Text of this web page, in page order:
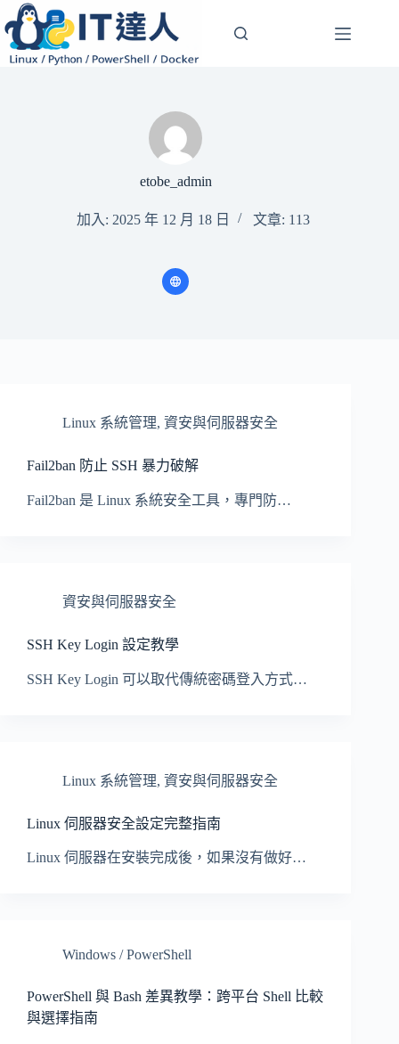
至
主
etobe_admin
加入: 2025 年 12 月 18 日 文章: 113
Linux 系統管理, 資安與伺服器安全
Fail2ban 防止 SSH 暴力破解
Fail2ban 是 Linux 系統安全工具，專門防…
資安與伺服器安全
SSH Key Login 設定教學
SSH Key Login 可以取代傳統密碼登入方式…
Linux 系統管理, 資安與伺服器安全
Linux 伺服器安全設定完整指南
Linux 伺服器在安裝完成後，如果沒有做好…
Windows / PowerShell
PowerShell 與 Bash 差異教學：跨平台 Shell 比較
與選擇指南